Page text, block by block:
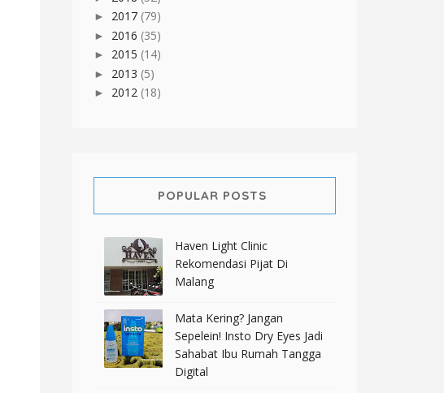
► 2017 (79)
► 2016 (35)
► 2015 (14)
► 2013 (5)
► 2012 (18)
POPULAR POSTS
Haven Light Clinic
Rekomendasi Pijat Di
Malang
Mata Kering? Jangan
Sepelein! Insto Dry Eyes Jadi
Sahabat Ibu Rumah Tangga
Digital